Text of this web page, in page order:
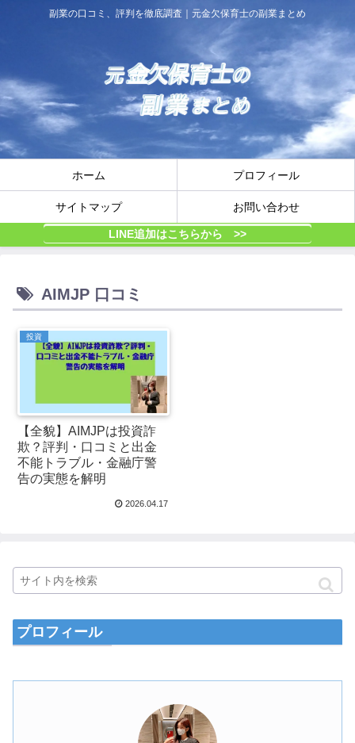
副業の口コミ、評判を徹底調査｜元金欠保育士の副業まとめ
ホーム プロフィール
サイトマップ お問い合わせ
LINE追加はこちらから >>
AIMJP 口コミ
投資
【全貌】AIMJPは投資詐
欺？評判・口コミと出金
不能トラブル・金融庁警
告の実態を解明
2026.04.17
プロフィール